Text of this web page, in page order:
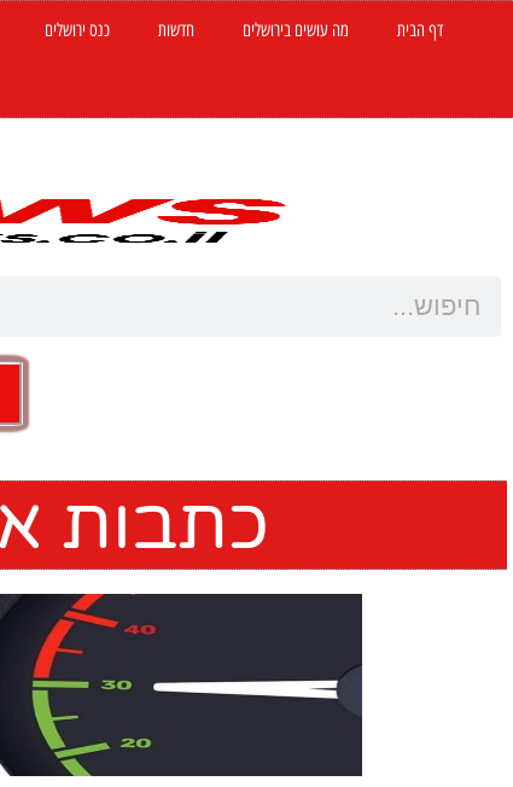
דף הבית מה עושים בירושלים חדשות כנס ירושלים
כתבות